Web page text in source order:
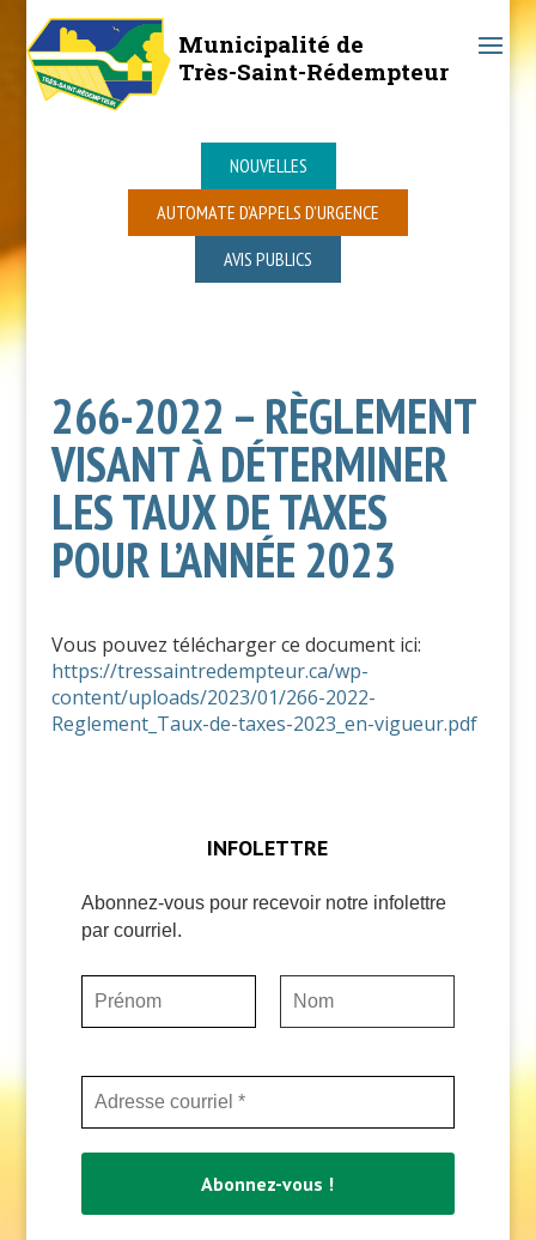
Municipalité de
Très-Saint-Rédempteur
NOUVELLES
AUTOMATE D’APPELS D’URGENCE
AVIS PUBLICS
266-2022 – RÈGLEMENT
VISANT À DÉTERMINER
LES TAUX DE TAXES
POUR L’ANNÉE 2023
Vous pouvez télécharger ce document ici:
https://tressaintredempteur.ca/wp-
content/uploads/2023/01/266-2022-
Reglement_Taux-de-taxes-2023_en-vigueur.pdf
INFOLETTRE
Abonnez-vous pour recevoir notre infolettre
par courriel.